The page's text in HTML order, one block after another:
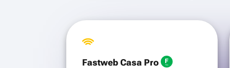
Fastweb Casa Pro